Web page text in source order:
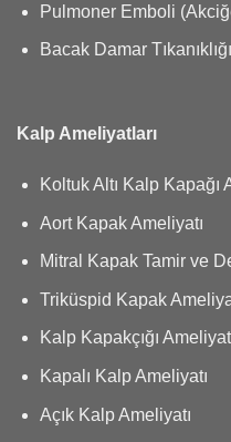
Pulmoner Emboli
Bacak Damar Tıkanıklığı
Kalp Ameliyatları
Koltuk Altı Kalp Kapağı
Aort Kapak Ameliyatı
Mitral Kapak Tamir ve
Triküspid Kapak
Kalp Kapakçığı
Kapalı Kalp Ameliyatı
Açık Kalp Ameliyatı